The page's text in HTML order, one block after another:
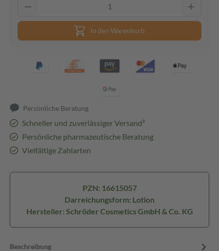
In den Warenkorb
Persönliche Beratung
Schneller und zuverlässiger Versand³
Persönliche pharmazeutische Beratung
Vielfältige Zahlarten
PZN: 16615057
Darreichungsform: Lotion
Hersteller: Schröder Cosmetics GmbH & Co. KG
Beschreibung